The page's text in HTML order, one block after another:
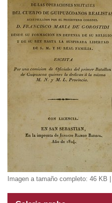
Imagen a tamaño completo: 46 KB